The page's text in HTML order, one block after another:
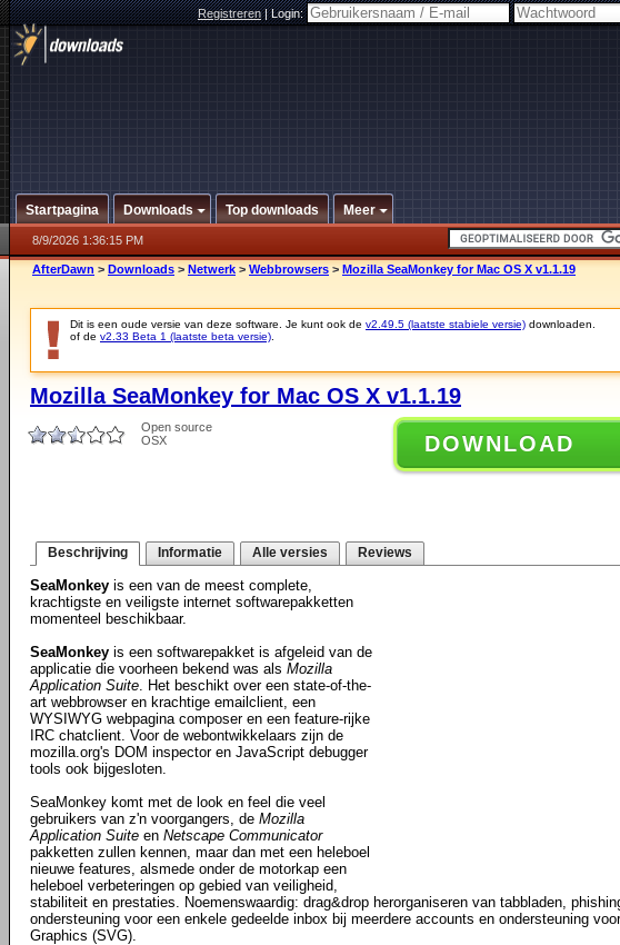
Registreren|Login:
Startpagina Downloads Top downloads Meer
8/9/2026 1:36:15 PM
AfterDawn > Downloads > Netwerk > Webbrowsers > Mozilla SeaMonkey for Mac OS X v1.1.19
Dit is een oude versie van deze software. Je kunt ook de v2.49.5 (laatste stabiele versie) downloaden.
of de v2.33 Beta 1 (laatste beta versie)
Mozilla SeaMonkey for Mac OS X v1.1.19
Open source
OSX
DOWNLOAD
Beschrijving Informatie Alle versies Reviews
SeaMonkey is een van de meest complete,
krachtigste en veiligste internet softwarepakketten
momenteel beschikbaar.
SeaMonkey is een softwarepakket is afgeleid van de
applicatie die voorheen bekend was als Mozilla
Application Suite. Het beschikt over een state-of-the-
art webbrowser en krachtige emailclient, een
WYSIWYG webpagina composer en een feature-rijke
IRC chatclient. Voor de webontwikkelaars zijn de
mozilla.org's DOM inspector en JavaScript debugger
tools ook bijgesloten.
SeaMonkey komt met de look en feel die veel
gebruikers van z'n voorgangers, de Mozilla
Application Suite en Netscape Communicator
pakketten zullen kennen, maar dan met een heleboel
nieuwe features, alsmede onder de motorkap een
heleboel verbeteringen op gebied van veiligheid,
stabiliteit en prestaties. Noemenswaardig: drag&drop herorganiseren van tabbladen,
ondersteuning voor een enkele gedeelde inbox bij meerdere accounts en ondersteuning
Graphics (SVG).